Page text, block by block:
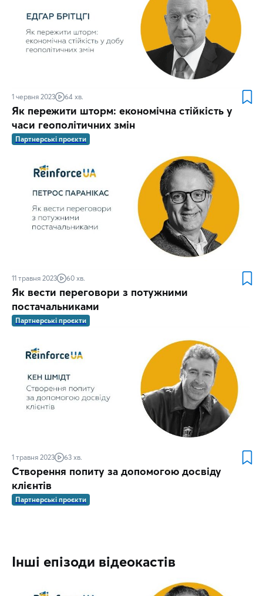
1 червня 2023 64 хв.
Як пережити шторм: економічна стійкість у
часи геополітичних змін
Партнерські проєкти
11 травня 2023 60 хв.
Як вести переговори з потужними
постачальниками
Партнерські проєкти
1 травня 2023 63 хв.
Створення попиту за допомогою досвіду
клієнтів
Партнерські проєкти
Інші епізоди відеокастів